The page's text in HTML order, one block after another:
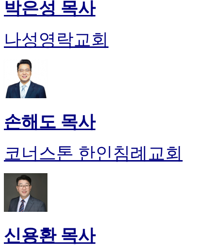
박은성 목사
나성영락교회
손해도 목사
코너스톤 한인침례교회
신용환 목사